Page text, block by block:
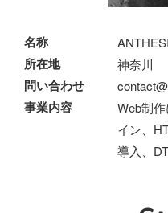
名称
所在地 神奈川
問い合わせ
事業内容
Web制
イン、
導入、